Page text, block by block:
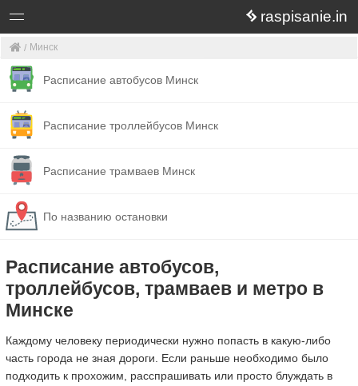
raspisanie.in
Минск
Расписание автобусов Минск
Расписание троллейбусов Минск
Расписание трамваев Минск
По названию остановки
Расписание автобусов,
троллейбусов, трамваев и метро в
Минске
Каждому человеку периодически нужно попасть в какую-либо
часть города не зная дороги. Если раньше необходимо было
подходить к прохожим, расспрашивать или просто блуждать в